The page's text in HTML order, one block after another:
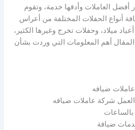
العاملات وأدقها خدمة، وتقوم
أنواع الحفلات المختلفة من أعراس
ميلاد، وحفلات تخرج وغيرها الكثير،
أهم المعلومات التي وردت بشأن
ضيافه
شركة عاملات ضيافه
ضيافة